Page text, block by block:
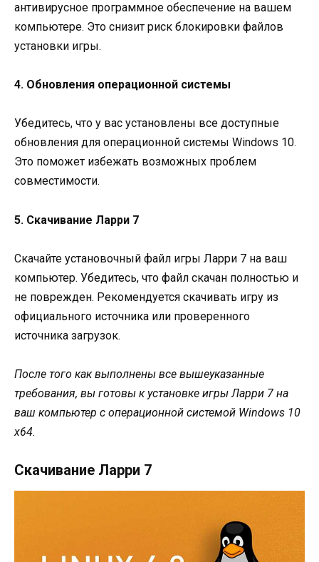
антивирусное программное обеспечение на вашем
компьютере. Это снизит риск блокировки файлов
установки игры.
4. Обновления операционной системы
Убедитесь, что у вас установлены все доступные
обновления для операционной системы Windows 10.
Это поможет избежать возможных проблем
совместимости.
5. Скачивание Ларри 7
Скачайте установочный файл игры Ларри 7 на ваш
компьютер. Убедитесь, что файл скачан полностью и
не поврежден. Рекомендуется скачивать игру из
официального источника или проверенного
источника загрузок.
После того как выполнены все вышеуказанные
требования, вы готовы к установке игры Ларри 7 на
ваш компьютер с операционной системой Windows 10
x64.
Скачивание Ларри 7